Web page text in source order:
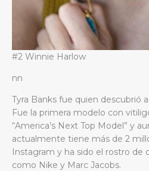
#2 Winnie Harlow
nn
Tyra Banks fue quien descubrió
Fue la primera modelo con
“America’s Next Top Model” y
actualmente tiene más de 2
Instagram y ha sido el rostro de
como Nike y Marc Jacobs.